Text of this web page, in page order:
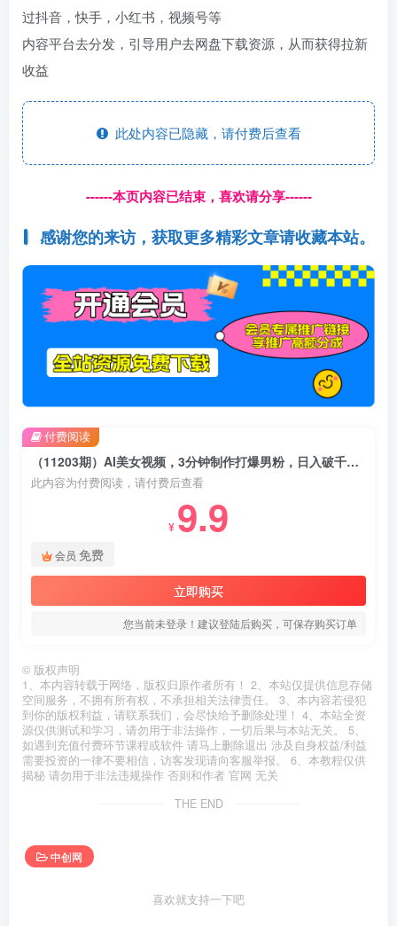
过抖音，快手，小红书，视频号等
内容平台去分发，引导用户去网盘下载资源，从而获得拉新
收益
此处内容已隐藏，请付费后查看
------本页内容已结束，喜欢请分享------
感谢您的来访，获取更多精彩文章请收藏本站。
（11203期）AI美女视频，3分钟制作打爆男粉，日入破千，多渠道收益！简单上手，小…
此内容为付费阅读，请付费后查看
¥ 9.9
会员 免费
立即购买
您当前未登录！建议登陆后购买，可保存购买订单
付费阅读
© 版权声明
1、本内容转载于网络，版权归原作者所有！ 2、本站仅提供信息存储
空间服务，不拥有所有权，不承担相关法律责任。 3、本内容若侵犯
到你的版权利益，请联系我们，会尽快给予删除处理！ 4、本站全资
源仅供测试和学习，请勿用于非法操作，一切后果与本站无关。 5、
如遇到充值付费环节课程或软件 请马上删除退出 涉及自身权益/利益
需要投资的一律不要相信，访客发现请向客服举报。 6、本教程仅供
揭秘 请勿用于非法违规操作 否则和作者 官网 无关
THE END
中创网
喜欢就支持一下吧